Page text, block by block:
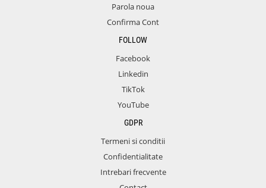
Parola noua
Confirma Cont
FOLLOW
Facebook
Linkedin
TikTok
YouTube
GDPR
Termeni si conditii
Confidentialitate
Intrebari frecvente